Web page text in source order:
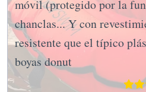
móvil (protegido por la
chanclas... Y con
resistente que el típico
boyas donut